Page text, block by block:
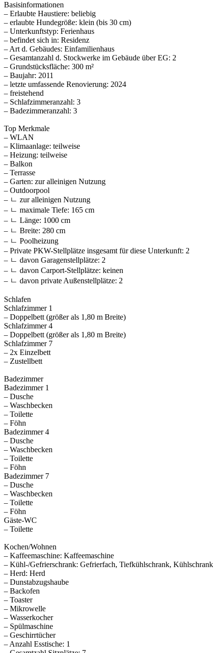
Basisinformationen
– Erlaubte Haustiere: beliebig
– erlaubte Hundegröße: klein (bis 30 cm)
– Unterkunftstyp: Ferienhaus
– befindet sich in: Residenz
– Art d. Gebäudes: Einfamilienhaus
– Gesamtanzahl d. Stockwerke im Gebäude über EG: 2
– Grundstücksfläche: 300 m²
– Baujahr: 2011
– letzte umfassende Renovierung: 2024
– freistehend
– Schlafzimmeranzahl: 3
– Badezimmeranzahl: 3
Top Merkmale
– WLAN
– Klimaanlage: teilweise
– Heizung: teilweise
– Balkon
– Terrasse
– Garten: zur alleinigen Nutzung
– Outdoorpool
– ㄴ zur alleinigen Nutzung
– ㄴ maximale Tiefe: 165 cm
– ㄴ Länge: 1000 cm
– ㄴ Breite: 280 cm
– ㄴ Poolheizung
– Private PKW-Stellplätze insgesamt für diese Unterkunft: 2
– ㄴ davon Garagenstellplätze: 2
– ㄴ davon Carport-Stellplätze: keinen
– ㄴ davon private Außen­stellplätze: 2
Schlafen
Schlafzimmer 1
– Doppelbett (größer als 1,80 m Breite)
Schlafzimmer 4
– Doppelbett (größer als 1,80 m Breite)
Schlafzimmer 7
– 2x Einzelbett
– Zustellbett
Badezimmer
Badezimmer 1
– Dusche
– Waschbecken
– Toilette
– Föhn
Badezimmer 4
– Dusche
– Waschbecken
– Toilette
– Föhn
Badezimmer 7
– Dusche
– Waschbecken
– Toilette
– Föhn
Gäste-WC
– Toilette
Kochen/Wohnen
– Kaffeemaschine: Kaffeemaschine
– Kühl-/Gefrierschrank: Gefrierfach, Tiefkühlschrank, Kühlschrank
– Herd: Herd
– Dunstabzugshaube
– Backofen
– Toaster
– Mikrowelle
– Wasserkocher
– Spülmaschine
– Geschirrtücher
– Anzahl Esstische: 1